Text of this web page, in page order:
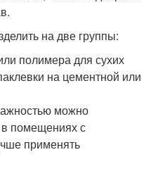
на две группы:
полимера для сухих
на цементной или
можно
в помещениях с
применять